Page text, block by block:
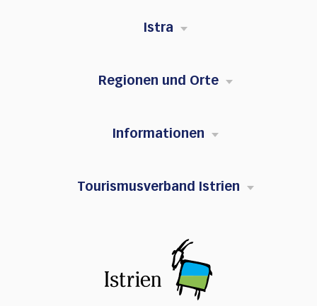
Istra
Regionen und Orte
Informationen
Tourismusverband Istrien